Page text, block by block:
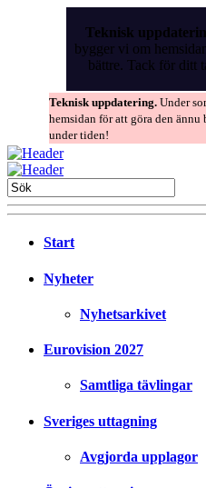
Teknisk
bygger vi om
bättre. Tack för ditt
Teknisk uppdatering. Under
hemsidan för att göra den
under tiden!
Start
Nyheter
Nyhetsarkivet
Eurovision 2027
Samtliga tävlingar
Sveriges uttagning
Avgjorda upplagor